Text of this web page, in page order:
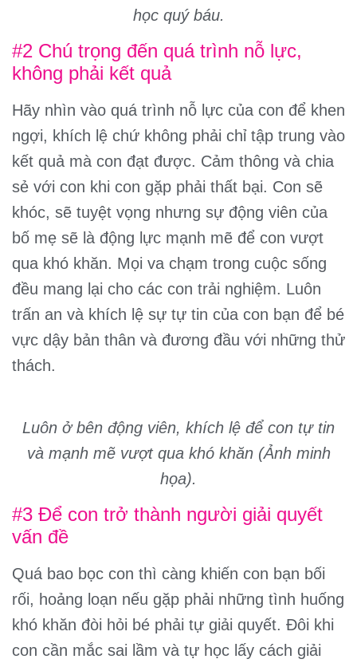
học quý báu.
#2 Chú trọng đến quá trình nỗ lực,
không phải kết quả
Hãy nhìn vào quá trình nỗ lực của con để khen
ngợi, khích lệ chứ không phải chỉ tập trung vào
kết quả mà con đạt được. Cảm thông và chia
sẻ với con khi con gặp phải thất bại. Con sẽ
khóc, sẽ tuyệt vọng nhưng sự động viên của
bố mẹ sẽ là động lực mạnh mẽ để con vượt
qua khó khăn. Mọi va chạm trong cuộc sống
đều mang lại cho các con trải nghiệm. Luôn
trấn an và khích lệ sự tự tin của con bạn để bé
vực dậy bản thân và đương đầu với những thử
thách.
Luôn ở bên động viên, khích lệ để con tự tin
và mạnh mẽ vượt qua khó khăn (Ảnh minh
họa).
#3 Để con trở thành người giải quyết
vấn đề
Quá bao bọc con thì càng khiến con bạn bối
rối, hoảng loạn nếu gặp phải những tình huống
khó khăn đòi hỏi bé phải tự giải quyết. Đôi khi
con cần mắc sai lầm và tự học lấy cách giải